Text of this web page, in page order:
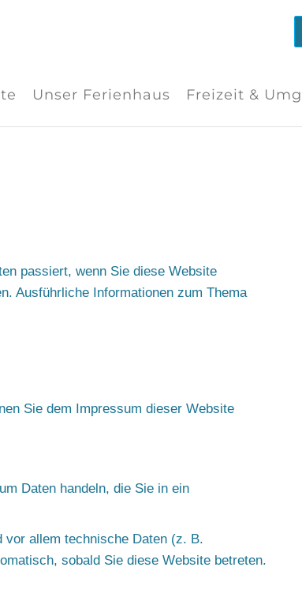
Unser Ferienhaus Freizeit &
passiert, wenn Sie diese Website
Ausführliche Informationen zum Thema
Sie dem Impressum dieser Website
Daten handeln, die Sie in ein
vor allem technische Daten (z. B.
sobald Sie diese Website betreten.